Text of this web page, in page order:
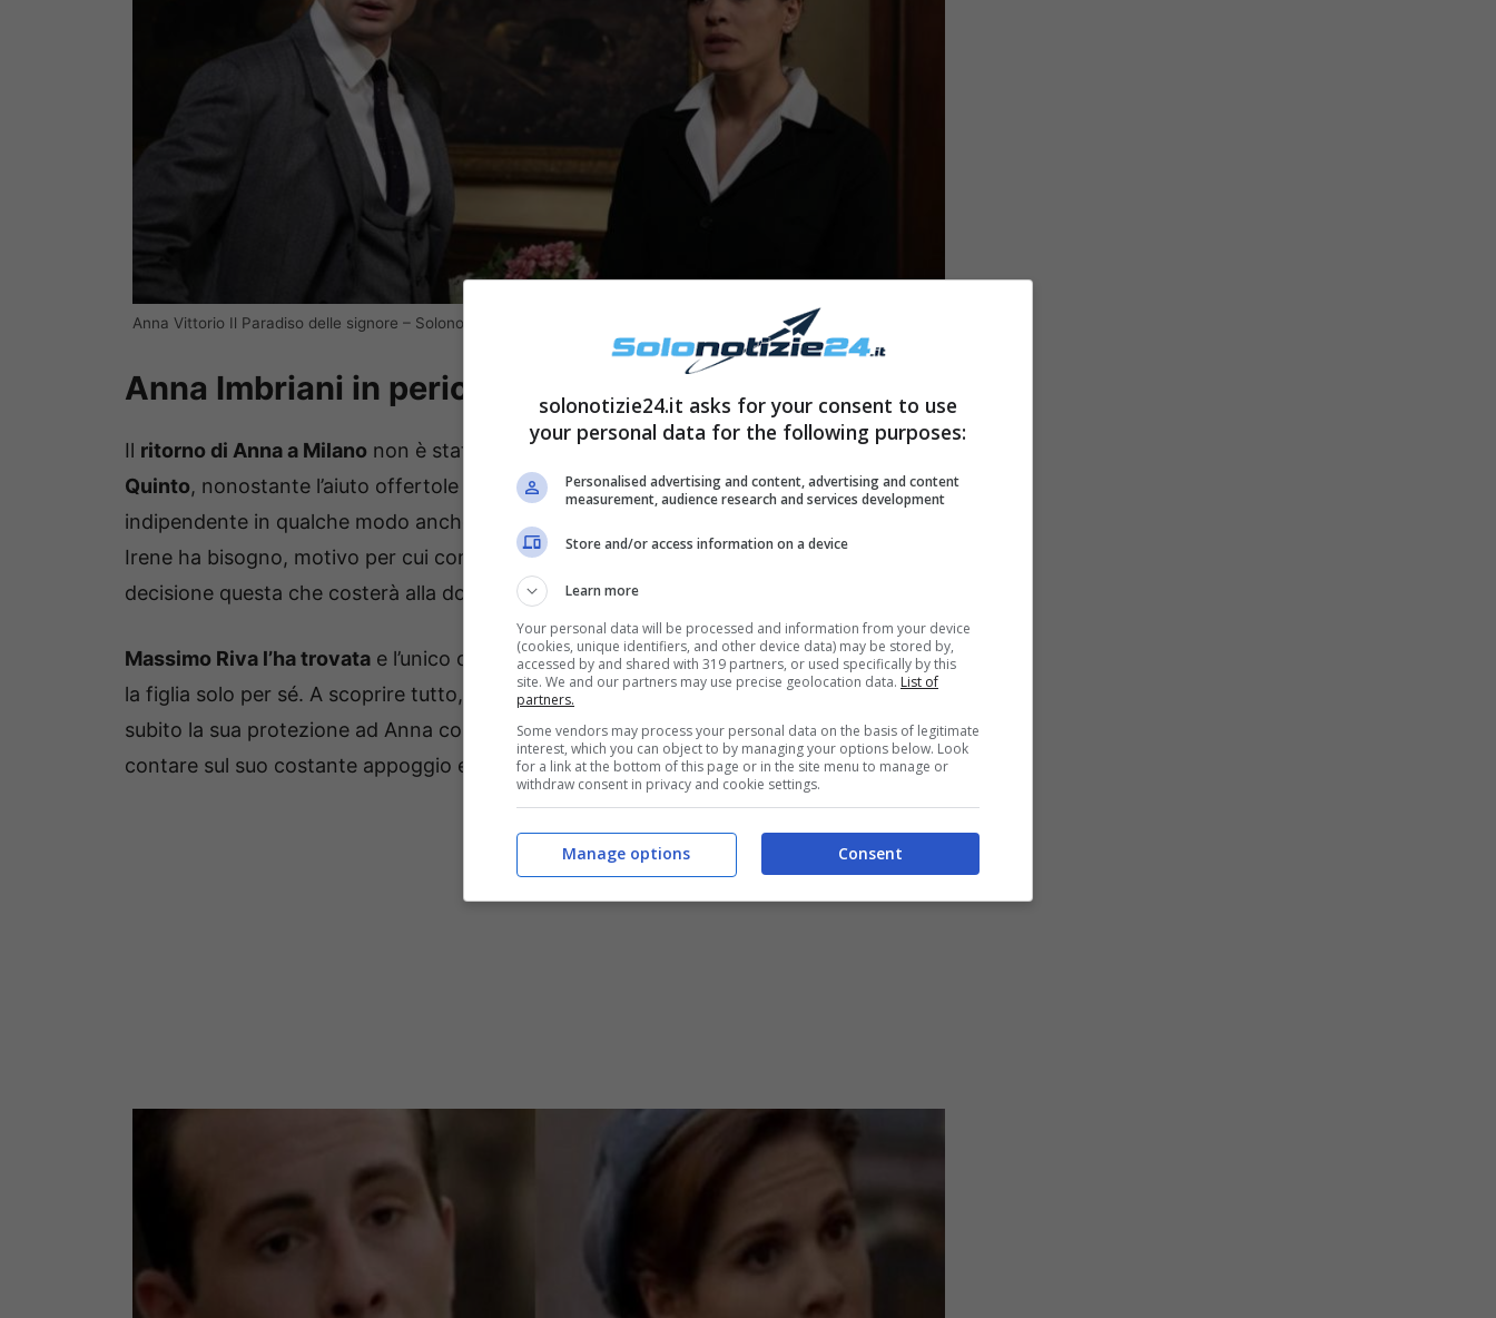
Anna Vittorio Il Paradiso delle signore – Solonotizie24
Anna Imbriani in pericolo… di nuovo
Il ritorno di Anna a Milano non è stato affatto semplice, soprattutto dopo
la morte di
Quinto, nonostante l’aiuto offertole da Roberto Landi. La donna vuole tornare a essere
indipendente in qualche modo anche per poter fornire da sé tutto ciò di cui la figlia
Irene ha bisogno, motivo per cui comincerà a lavorare come cameriera al circolo. Una
decisione questa che costerà alla donna la sua copertura.
Massimo Riva l’ha trovata e l’unico obbiettivo dell’uomo sembra essere quello di riavere
la figlia solo per sé. A scoprire tutto, nel frattempo, è Vittorio Conti che ha offerto
subito la sua protezione ad Anna con un lavoro all’interno de Il Paradiso delle Signore, e
contare sul suo costante appoggio e quello di Roberto.
solonotizie24.it asks for your consent to use
your personal data for the following purposes:
Personalised advertising and content, advertising and content
measurement, audience research and services development
Store and/or access information on a device
Learn more
Your personal data will be processed and information from your device
(cookies, unique identifiers, and other device data) may be stored by,
accessed by and shared with 319 partners, or used specifically by this
site. We and our partners may use precise geolocation data. List of
partners.
Some vendors may process your personal data on the basis of legitimate
interest, which you can object to by managing your options below. Look
for a link at the bottom of this page or in the site menu to manage or
withdraw consent in privacy and cookie settings.
Consent
Manage options